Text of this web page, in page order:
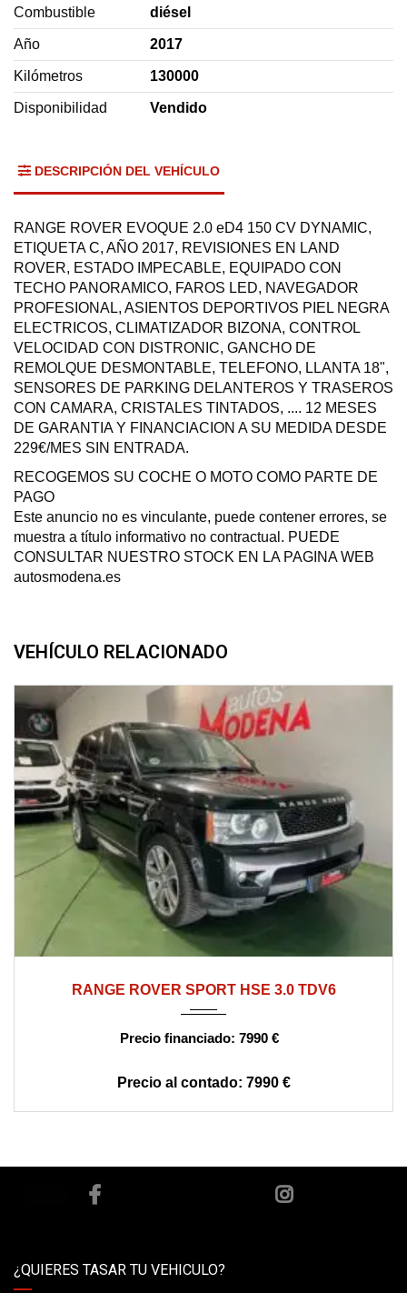
Combustible diésel
Año 2017
Kilómetros 130000
Disponibilidad Vendido
DESCRIPCIÓN DEL VEHÍCULO
RANGE ROVER EVOQUE 2.0 eD4 150 CV DYNAMIC,
ETIQUETA C, AÑO 2017, REVISIONES EN LAND
ROVER, ESTADO IMPECABLE, EQUIPADO CON
TECHO PANORAMICO, FAROS LED, NAVEGADOR
PROFESIONAL, ASIENTOS DEPORTIVOS PIEL NEGRA
ELECTRICOS, CLIMATIZADOR BIZONA, CONTROL
VELOCIDAD CON DISTRONIC, GANCHO DE
REMOLQUE DESMONTABLE, TELEFONO, LLANTA 18",
SENSORES DE PARKING DELANTEROS Y TRASEROS
CON CAMARA, CRISTALES TINTADOS, .... 12 MESES
DE GARANTIA Y FINANCIACION A SU MEDIDA DESDE
229€/MES SIN ENTRADA.
RECOGEMOS SU COCHE O MOTO COMO PARTE DE
PAGO
Este anuncio no es vinculante, puede contener errores, se
muestra a título informativo no contractual. PUEDE
CONSULTAR NUESTRO STOCK EN LA PAGINA WEB
autosmodena.es
VEHÍCULO RELACIONADO
RANGE ROVER SPORT HSE 3.0 TDV6
7990 €
7990 €
¿QUIERES TASAR TU VEHICULO?